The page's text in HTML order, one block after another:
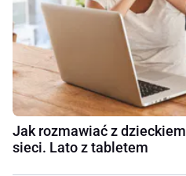
Jak rozmawiać z
sieci. Lato z tabletem